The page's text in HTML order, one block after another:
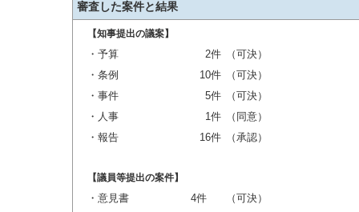
審査した案件と結果
【知事提出の議案】
・予算 2件
（可決）
・条例
10件
（可決）
・事件
5件
（可決）
・人事
1件
（同意）
・報告
16件 （承認）
【議員等提出の案件】
・意見書 4件 （可決）